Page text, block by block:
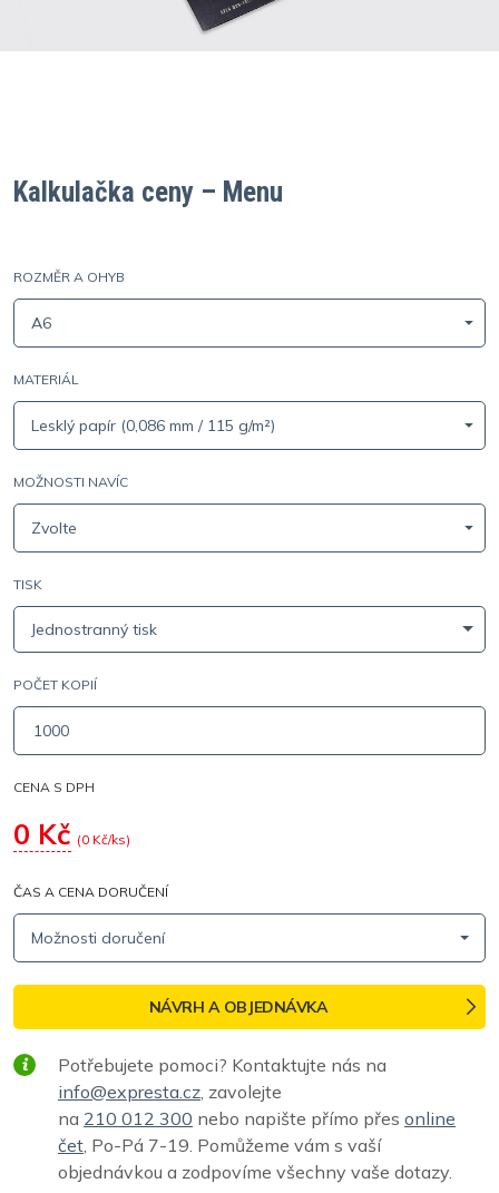
Kalkulačka ceny – Menu
ROZMĚR A OHYB
A6
MATERIÁL
Lesklý papír (0,086 mm / 115 g/m²)
MOŽNOSTI NAVÍC
Zvolte
TISK
Jednostranný tisk
POČET KOPIÍ
CENA S DPH
0 Kč (0 Kč/ks)
Potřebujete pomoci? Kontaktujte nás na
info@expresta.cz, zavolejte
na 210 012 300 nebo napište přímo přes online
čet, Po-Pá 7-19. Pomůžeme vám s vaší
objednávkou a zodpovíme všechny vaše dotazy.
ČAS A CENA DORUČENÍ
Možnosti doručení
NÁVRH A OBJEDNÁVKA